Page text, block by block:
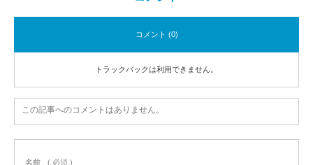
コメント (0)
トラックバックは利用できません。
この記事へのコメントはありません。
名前 ( 必須 )